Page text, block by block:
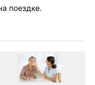
поездке.